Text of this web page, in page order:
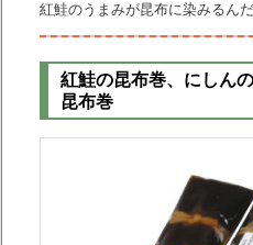
紅鮭のうまみが昆布に染みるん
紅鮭の昆布巻、にしん
昆布巻